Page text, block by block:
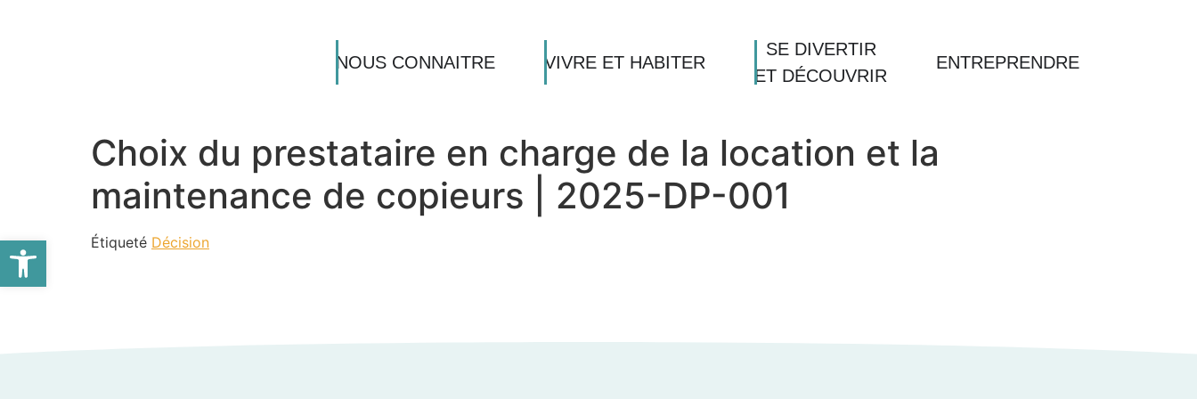
NOUS CONNAITRE VIVRE ET HABITER
SE DIVERTIR
ET DÉCOUVRIR
ENTREPRENDRE
Choix du prestataire en charge de la location et la
maintenance de copieurs | 2025-DP-001
Étiqueté Décision
Ouvrir la barre d’outils